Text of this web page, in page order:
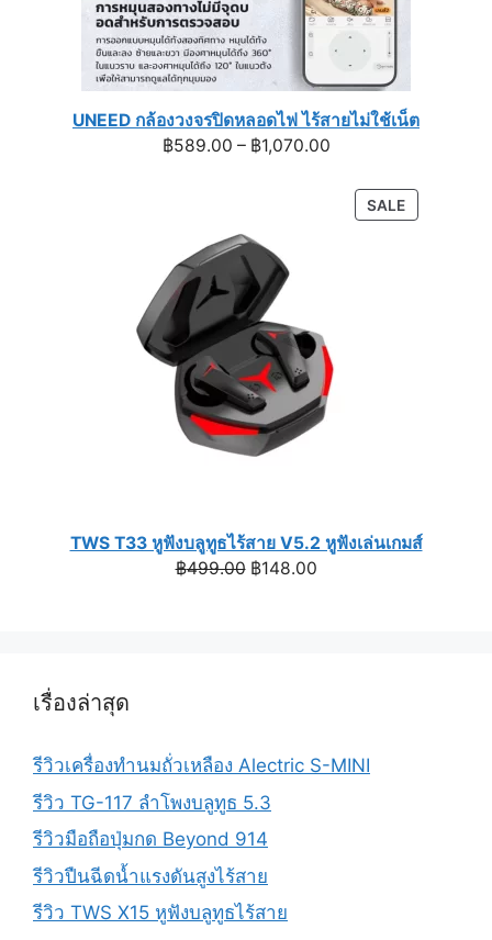
UNEED กล้องวงจรปิดหลอดไฟ ไร้สายไม่ใช้เน็ต
฿589.00 – ฿1,070.00Price
฿589.00
through
SALEPRODUCT
ON
TWS T33 หูฟังบลูทูธไร้สาย V5.2 หูฟังเล่นเกมส์
฿499.00 Original
฿148.00Current
เรื่องล่าสุด
รีวิวเครื่องทำนมถั่วเหลือง Alectric S-MINI
รีวิว TG-117 ลำโพงบลูทูธ 5.3
รีวิวมือถือปุ่มกด Beyond 914
รีวิวปืนฉีดน้ำแรงดันสูงไร้สาย
รีวิว TWS X15 หูฟังบลูทูธไร้สาย